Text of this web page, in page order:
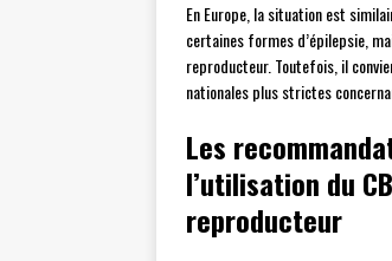
En Europe, la situation est
certaines formes d’épilepsie,
reproducteur. Toutefois, il
nationales plus strictes
Les
l’utilisation du
reproducteur